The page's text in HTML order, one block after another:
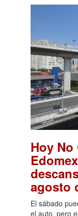
Hoy No
agosto
El sábado
el auto, pero